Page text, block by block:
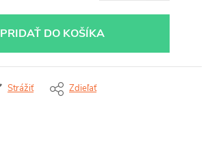
PRIDAŤ DO KOŠÍKA
Strážiť Zdieľať